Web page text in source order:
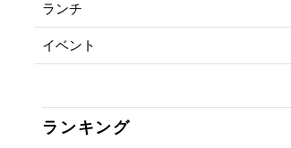
ランチ
イベント
ランキング